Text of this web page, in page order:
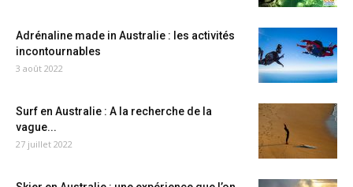
Adrénaline made in Australie : les activités
incontournables
3 août 2022
Surf en Australie : A la recherche de la
vague...
27 juillet 2022